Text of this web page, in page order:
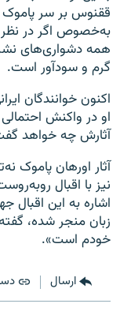
ققنوس بر سر پاموک
به‌خصوص اگر در نظر
همه دشواری‌های
گرم و سودآور است.
اکنون خوانندگان
او در واکنش
آثارش چه خواهد
آثار اورهان پاموک
نیز با اقبال
زبان منجر شده،
خودم است».
ارسال